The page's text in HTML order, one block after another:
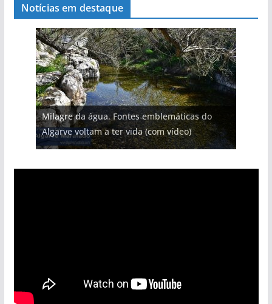
Notícias em destaque
Milagre da água. Fontes emblemáticas do
Algarve voltam a ter vida (com vídeo)